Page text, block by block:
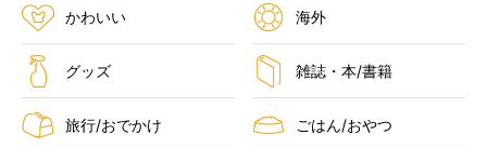
かわいい 海外
グッズ 雑誌・本/書籍
旅行/おでかけ ごはん/おやつ